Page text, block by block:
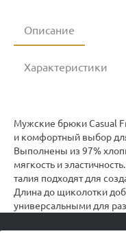
Описание
Характеристики
Мужские брюки Casual
и комфортный выбор
Выполнены из 97%
мягкость и
талия подходят для
Длина до щиколотки
универсальными для